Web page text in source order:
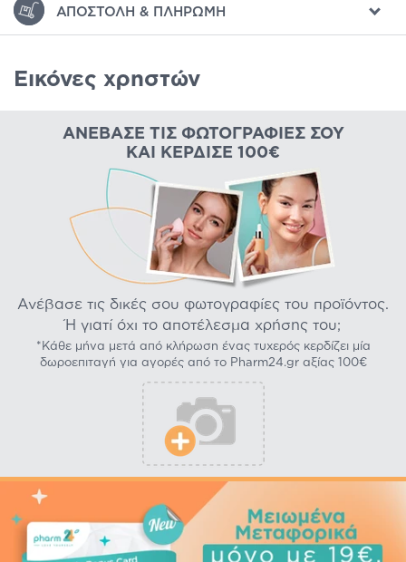
ΑΠΟΣΤΟΛΉ & ΠΛΗΡΩΜΉ
Εικόνες χρηστών
ΑΝΈΒΑΣΕ ΤΙΣ ΦΩΤΟΓΡΑΦΊΕΣ ΣΟΥ
ΚΑΙ ΚΈΡΔΙΣΕ 100€
Ανέβασε τις δικές σου φωτογραφίες του προϊόντος.
Ή γιατί όχι το αποτέλεσμα χρήσης του;
*Κάθε μήνα μετά από κλήρωση ένας τυχερός κερδίζει μία
δωροεπιταγή για αγορές από το Pharm24.gr αξίας 100€